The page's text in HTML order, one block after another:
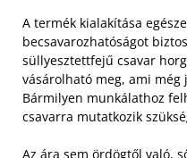
A termék kialakítása
becsavarozhatóságot
süllyesztettfejű csavar
vásárolható meg, ami
Bármilyen munkálathoz
csavarra mutatkozik
Az ára sem ördögtől való,